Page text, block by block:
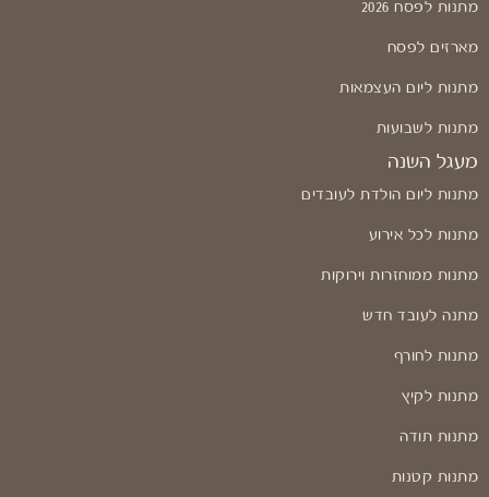
מתנות לפסח 2026
מארזים לפסח
מתנות ליום העצמאות
מתנות לשבועות
מעגל השנה
מתנות ליום הולדת לעובדים
מתנות לכל אירוע
מתנות ממוחזרות וירוקות
מתנה לעובד חדש
מתנות לחורף
מתנות לקיץ
מתנות תודה
מתנות קטנות